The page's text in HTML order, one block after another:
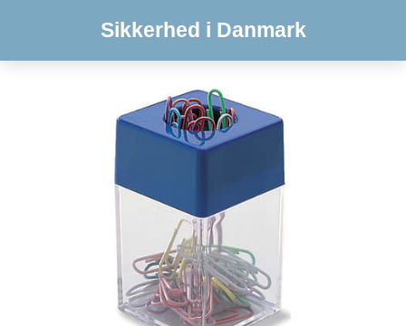
Sikkerhed i Danmark